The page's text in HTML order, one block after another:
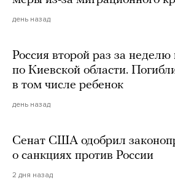
день назад
Россия второй раз за неделю
по Киевской области.
в том числе ребенок
день назад
Сенат США одобрил
о санкциях против России
2 дня назад